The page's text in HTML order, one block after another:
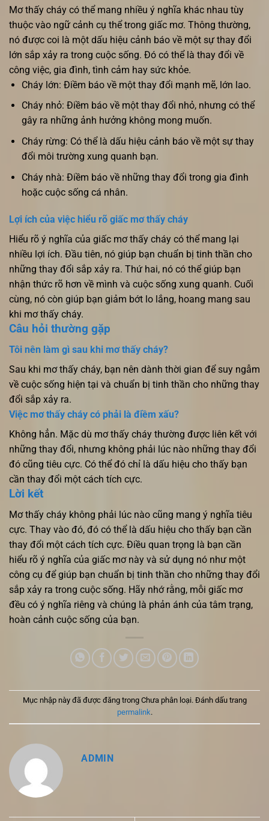
Mơ thấy cháy có thể mang nhiều ý nghĩa khác nhau tùy
thuộc vào ngữ cảnh cụ thể trong giấc mơ. Thông thường,
nó được coi là một dấu hiệu cảnh báo về một sự thay đổi
lớn sắp xảy ra trong cuộc sống. Đó có thể là thay đổi về
công việc, gia đình, tình cảm hay sức khỏe.
Cháy lớn: Điềm báo về một thay đổi mạnh mẽ, lớn lao.
Cháy nhỏ: Điềm báo về một thay đổi nhỏ, nhưng có thể
gây ra những ảnh hưởng không mong muốn.
Cháy rừng: Có thể là dấu hiệu cảnh báo về một sự thay
đổi môi trường xung quanh bạn.
Cháy nhà: Điềm báo về những thay đổi trong gia đình
hoặc cuộc sống cá nhân.
Lợi ích của việc hiểu rõ giấc mơ thấy cháy
Hiểu rõ ý nghĩa của giấc mơ thấy cháy có thể mang lại
nhiều lợi ích. Đầu tiên, nó giúp bạn chuẩn bị tinh thần cho
những thay đổi sắp xảy ra. Thứ hai, nó có thể giúp bạn
nhận thức rõ hơn về mình và cuộc sống xung quanh. Cuối
cùng, nó còn giúp bạn giảm bớt lo lắng, hoang mang sau
khi mơ thấy cháy.
Câu hỏi thường gặp
Tôi nên làm gì sau khi mơ thấy cháy?
Sau khi mơ thấy cháy, bạn nên dành thời gian để suy ngẫm
về cuộc sống hiện tại và chuẩn bị tinh thần cho những thay
đổi sắp xảy ra.
Việc mơ thấy cháy có phải là điềm xấu?
Không hẳn. Mặc dù mơ thấy cháy thường được liên kết với
những thay đổi, nhưng không phải lúc nào những thay đổi
đó cũng tiêu cực. Có thể đó chỉ là dấu hiệu cho thấy bạn
cần thay đổi một cách tích cực.
Lời kết
Mơ thấy cháy không phải lúc nào cũng mang ý nghĩa tiêu
cực. Thay vào đó, đó có thể là dấu hiệu cho thấy bạn cần
thay đổi một cách tích cực. Điều quan trọng là bạn cần
hiểu rõ ý nghĩa của giấc mơ này và sử dụng nó như một
công cụ để giúp bạn chuẩn bị tinh thần cho những thay đổi
sắp xảy ra trong cuộc sống. Hãy nhớ rằng, mỗi giấc mơ
đều có ý nghĩa riêng và chúng là phản ánh của tâm trạng,
hoàn cảnh cuộc sống của bạn.
Mục nhập này đã được đăng trong Chưa phân loại. Đánh dấu trang
permalink.
ADMIN